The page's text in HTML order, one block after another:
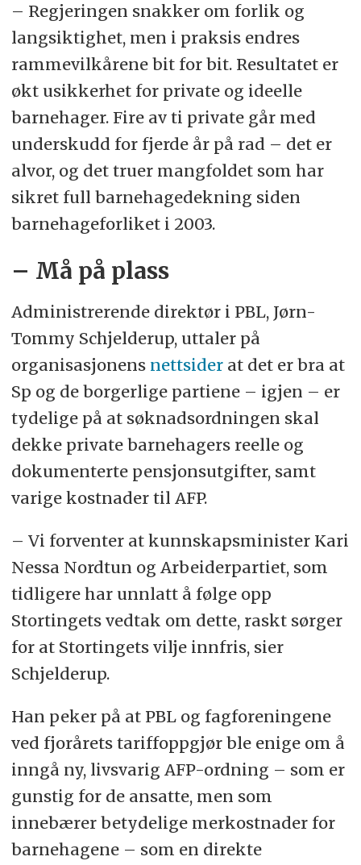
– Regjeringen snakker om forlik og
langsiktighet, men i praksis endres
rammevilkårene bit for bit. Resultatet er
økt usikkerhet for private og ideelle
barnehager. Fire av ti private går med
underskudd for fjerde år på rad – det er
alvor, og det truer mangfoldet som har
sikret full barnehagedekning siden
barnehageforliket i 2003.
– Må på plass
Administrerende direktør i PBL, Jørn-
Tommy Schjelderup, uttaler på
organisasjonens nettsiderat det er bra at
Sp og de borgerlige partiene – igjen – er
tydelige på at søknadsordningen skal
dekke private barnehagers reelle og
dokumenterte pensjonsutgifter, samt
varige kostnader til AFP.
– Vi forventer at kunnskapsminister Kari
Nessa Nordtun og Arbeiderpartiet, som
tidligere har unnlatt å følge opp
Stortingets vedtak om dette, raskt sørger
for at Stortingets vilje innfris, sier
Schjelderup.
Han peker på at PBL og fagforeningene
ved fjorårets tariffoppgjør ble enige om å
inngå ny, livsvarig AFP-ordning – som er
gunstig for de ansatte, men som
innebærer betydelige merkostnader for
barnehagene – som en direkte